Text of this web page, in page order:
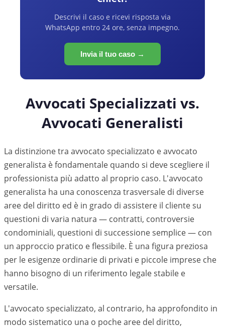
Descrivi il caso e ricevi risposta via
WhatsApp entro 24 ore, senza impegno.
Invia il tuo caso →
Avvocati Specializzati vs.
Avvocati Generalisti
La distinzione tra avvocato specializzato e avvocato
generalista è fondamentale quando si deve scegliere il
professionista più adatto al proprio caso. L'avvocato
generalista ha una conoscenza trasversale di diverse
aree del diritto ed è in grado di assistere il cliente su
questioni di varia natura — contratti, controversie
condominiali, questioni di successione semplice — con
un approccio pratico e flessibile. È una figura preziosa
per le esigenze ordinarie di privati e piccole imprese che
hanno bisogno di un riferimento legale stabile e
versatile.
L'avvocato specializzato, al contrario, ha approfondito in
modo sistematico una o poche aree del diritto,